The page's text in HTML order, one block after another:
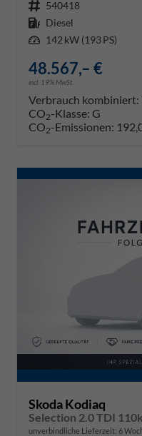
Fahrzeugnr. 540418
Kraftstoff Diesel
Leistung 142 kW (193 PS)
48.567,– €
incl. 19% MwSt.
Verbrauch kombiniert:
CO2-Klasse: G
CO2-Emissionen:
Skoda Kodiaq
Selection 2.0 TDI
unverbindliche Lieferzeit: 6